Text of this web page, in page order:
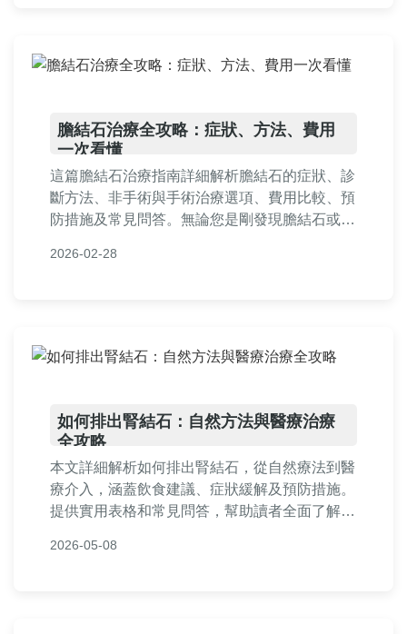
膽結石治療全攻略：症狀、方法、費用
一次看懂
這篇膽結石治療指南詳細解析膽結石的症狀、診
斷方法、非手術與手術治療選項、費用比較、預
防措施及常見問答。無論您是剛發現膽結石或正
智決定，擺脫疼痛困擾。
2026-02-28
如何排出腎結石：自然方法與醫療治療
全攻略
本文詳細解析如何排出腎結石，從自然療法到醫
療介入，涵蓋飲食建議、症狀緩解及預防措施。
提供實用表格和常見問答，幫助讀者全面了解腎
2026-05-08